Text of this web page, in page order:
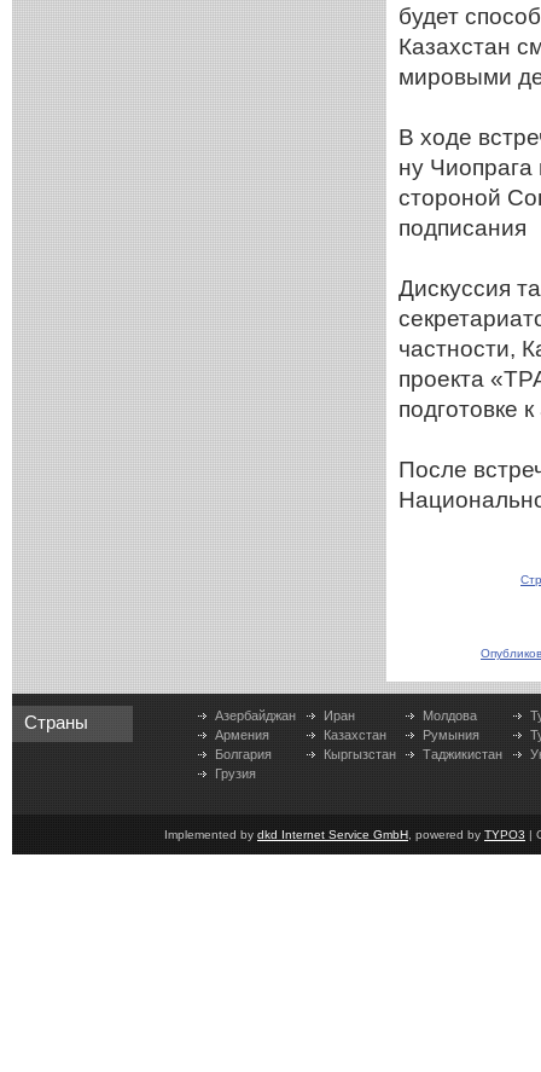
будет
Казахстан
мировыми
В ходе
ну Чиопрага
стороной
подписания
Дискуссия
частности,
проекта
подготовке
После
Страны
Азербайджан
Армения
Болгария
Грузия
Иран
Казахстан
Кыргызстан
Молдова
Румыния
Таджикистан
Implemented by dkd Internet Service GmbH , powered by TYPO3 |